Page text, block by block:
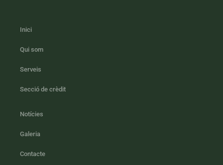
Inici
Qui som
Serveis
Secció de crèdit
Notícies
Galeria
Contacte